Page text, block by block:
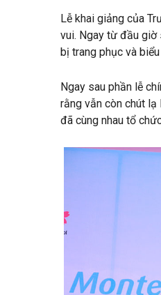
Lễ khai giảng của
vui. Ngay từ đầu giờ
bị trang phục và
Ngay sau phần lễ
rằng vẫn còn chút
đã cùng nhau tổ